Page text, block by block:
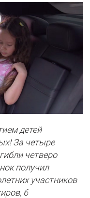
детей
За четыре
четверо
получил
участников
6